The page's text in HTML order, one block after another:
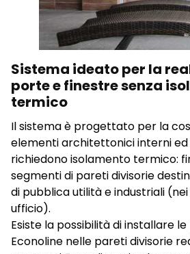
Accetta tutto
Sistema ideato per la
porte e finestre senza
termico
Il sistema è progettato per la
elementi architettonici interni
richiedono isolamento termico:
segmenti di pareti divisorie
di pubblica utilità e industriali
ufficio).
Esiste la possibilità di installare
Econoline nelle pareti divisorie